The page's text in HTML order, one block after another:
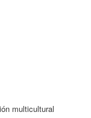
multicultural